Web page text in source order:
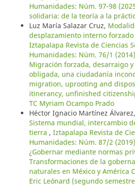
Humanidades: Núm. 97-98
solidaria: de la teoría a la
Luz María Salazar Cruz,
desplazamiento interno forzado
Iztapalapa Revista de Ciencias
Humanidades: Núm. 76/1
Migración forzada, desarraigo
obligada, una ciudadanía
migration, uprooting and
itinerancy, unfinished
TC Myriam Ocampo Prado
Héctor Ignacio Martínez Álvarez,
Sistema mundial, intercambio
tierra , Iztapalapa Revista de
Humanidades: Núm. 87/2
¿Gobernar mediante normas
Transformaciones de la
naturales en México y América
Eric Leónard (segundo